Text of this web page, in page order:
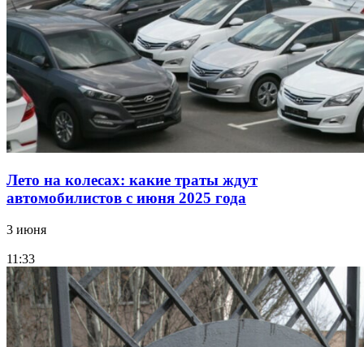
Лето на колесах: какие траты ждут
автомобилистов с июня 2025 года
3 июня
11:33